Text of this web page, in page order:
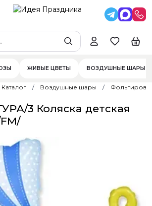
ЖИВЫЕ ЦВЕТЫ ВОЗДУШНЫЕ ШАРЫ
Каталог Воздушные шары
3 Коляска детская